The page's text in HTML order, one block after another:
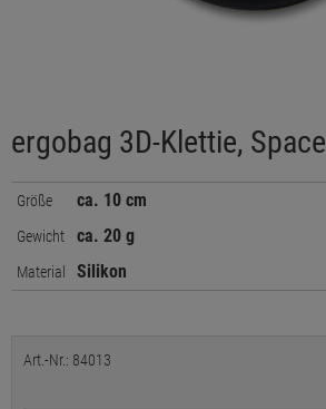
ergobag 3D-Klettie, Space
Größe ca. 10 cm
Gewicht ca. 20 g
Material Silikon
Art.-Nr.: 84013